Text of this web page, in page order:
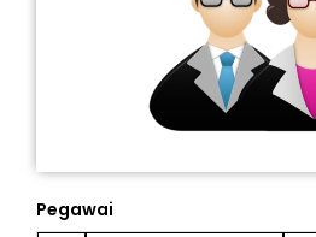
Pegawai